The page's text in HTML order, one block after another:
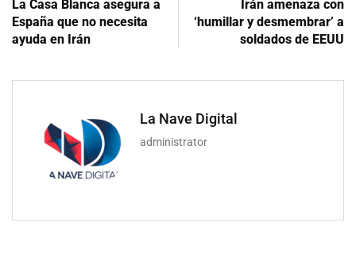
La Casa Blanca asegura a
España que no necesita
ayuda en Irán
Irán amenaza con
‘humillar y desmembrar’ a
soldados de EEUU
La Nave Digital
administrator